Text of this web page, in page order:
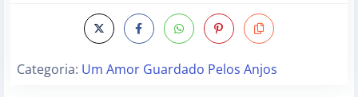
Categoria: Um Amor Guardado Pelos Anjos